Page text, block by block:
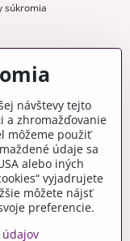
súkromia
na stiahnutie
návštevy tejto
a zhromažďovanie
môžeme použiť
údaje sa
alebo iných
vyjadrujete
môžete nájsť
preferencie.
údajov